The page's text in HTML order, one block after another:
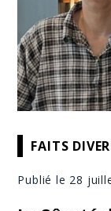
FAITS
Publié le 28